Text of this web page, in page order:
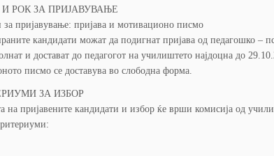
РОК ЗА ПРИЈАВУВАЊЕ
пријавување: пријава и мотивационо писмо
кандидати можат да подигнат пријава од педагошко –
и достават до педагогот на училиштето најдоцна до
писмо се доставува во слободна форма.
ЗА ИЗБОР
на пријавените кандидати и избор ќе врши комисија од